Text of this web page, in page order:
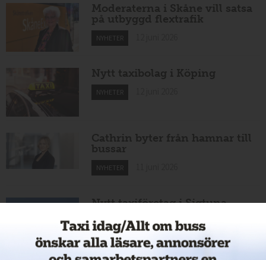
Moderaterna i Skåne vill satsa
på utbyggd flextrafik
NYHETER
Nytt taxibolag i Köping
NYHETER
Cathrin byter från hamnar till
bussar
NYHETER
Nytt taxiföretag i Sigtuna
NYHETER 11 juni 2026